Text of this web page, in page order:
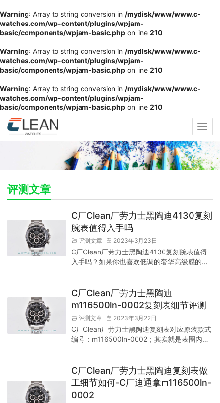
Warning: Array to string conversion in /mydisk/www/www.c-
watches.com/wp-content/plugins/wpjam-
basic/components/wpjam-basic.php on line 210
Warning: Array to string conversion in /mydisk/www/www.c-
watches.com/wp-content/plugins/wpjam-
basic/components/wpjam-basic.php on line 210
Warning: Array to string conversion in /mydisk/www/www.c-
watches.com/wp-content/plugins/wpjam-
basic/components/wpjam-basic.php on line 210
评测文章
C厂Clean厂劳力士黑陶迪4130复刻
腕表值得入手吗
评测文章 2023年3月23日
C厂Clean厂劳力士黑陶迪4130复刻腕表值得
入手吗？如果你也喜欢低调的奢华高级感的，
撞的熊猫迪，华贵感就更是追赶不上余文乐同
款迪通拿！但也正应为这般才符合低调不张扬
的感觉，低调不张扬之处就在于盘面的设计，
黑色的主色调并非那种非常容易吸引人的盘面
款式设计，可是搭配上迪通拿系列极高的辨识
度，奢华感毋容置疑！不仅如…
C厂Clean厂劳力士黑陶迪
m116500ln-0002复刻表细节评测
评测文章 2023年3月22日
C厂Clean厂劳力士黑陶迪复刻表对应原装款式
编号：m116500ln-0002；其实就是表圈内广
销售!但是在粤语地区，更多的朋友喜欢黑盘款!
毕竟在粤语区，白色表盘的劳力士被简单地称
为。”白劳”，翻译过来也是贬义的意思，有“白
捞”的谐音。 自打推出这款“黑陶迪”便狠狠的火
C厂Clean厂劳力士黑陶迪复刻表做
工细节如何-C厂迪通拿m116500ln-
0002